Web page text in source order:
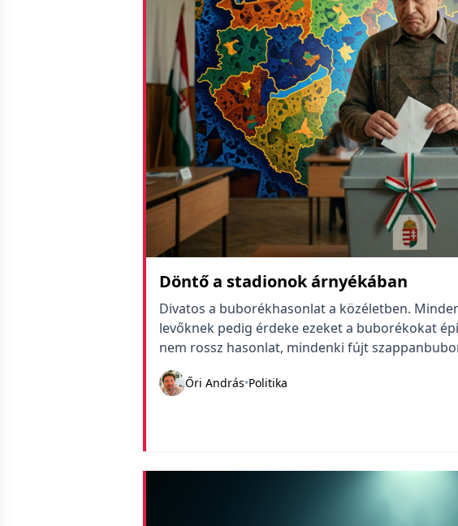
Döntő a stadionok árnyékában
Divatos a buborékhasonlat a közéletben.
levőknek pedig érdeke ezeket a buborékokat
nem rossz hasonlat, mindenki fújt
összetapad, néha kipukkad, szétválik, egyesül.
halad, amerre a szél fújja.
Őri András•Politika